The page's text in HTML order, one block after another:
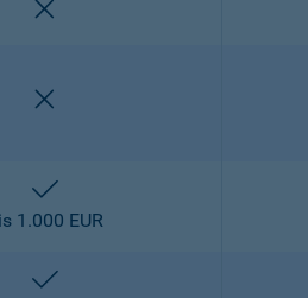
enthalten
1.000 EUR
enthalten